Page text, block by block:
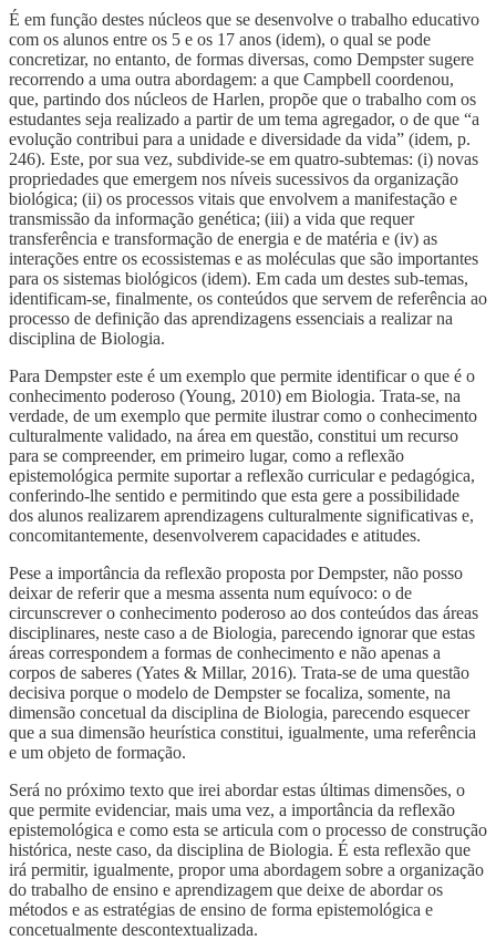
É em função destes núcleos que se desenvolve o trabalho educativo
com os alunos entre os 5 e os 17 anos (idem), o qual se pode
concretizar, no entanto, de formas diversas, como Dempster sugere
recorrendo a uma outra abordagem: a que Campbell coordenou,
que, partindo dos núcleos de Harlen, propõe que o trabalho com os
estudantes seja realizado a partir de um tema agregador, o de que “a
evolução contribui para a unidade e diversidade da vida” (idem, p.
246). Este, por sua vez, subdivide-se em quatro-subtemas: (i) novas
propriedades que emergem nos níveis sucessivos da organização
biológica; (ii) os processos vitais que envolvem a manifestação e
transmissão da informação genética; (iii) a vida que requer
transferência e transformação de energia e de matéria e (iv) as
interações entre os ecossistemas e as moléculas que são importantes
para os sistemas biológicos (idem). Em cada um destes sub-temas,
identificam-se, finalmente, os conteúdos que servem de referência ao
processo de definição das aprendizagens essenciais a realizar na
disciplina de Biologia.
Para Dempster este é um exemplo que permite identificar o que é o
conhecimento poderoso (Young, 2010) em Biologia. Trata-se, na
verdade, de um exemplo que permite ilustrar como o conhecimento
culturalmente validado, na área em questão, constitui um recurso
para se compreender, em primeiro lugar, como a reflexão
epistemológica permite suportar a reflexão curricular e pedagógica,
conferindo-lhe sentido e permitindo que esta gere a possibilidade
dos alunos realizarem aprendizagens culturalmente significativas e,
concomitantemente, desenvolverem capacidades e atitudes.
Pese a importância da reflexão proposta por Dempster, não posso
deixar de referir que a mesma assenta num equívoco: o de
circunscrever o conhecimento poderoso ao dos conteúdos das áreas
disciplinares, neste caso a de Biologia, parecendo ignorar que estas
áreas correspondem a formas de conhecimento e não apenas a
corpos de saberes (Yates & Millar, 2016). Trata-se de uma questão
decisiva porque o modelo de Dempster se focaliza, somente, na
dimensão concetual da disciplina de Biologia, parecendo esquecer
que a sua dimensão heurística constitui, igualmente, uma referência
e um objeto de formação.
Será no próximo texto que irei abordar estas últimas dimensões, o
que permite evidenciar, mais uma vez, a importância da reflexão
epistemológica e como esta se articula com o processo de construção
histórica, neste caso, da disciplina de Biologia. É esta reflexão que
irá permitir, igualmente, propor uma abordagem sobre a organização
do trabalho de ensino e aprendizagem que deixe de abordar os
métodos e as estratégias de ensino de forma epistemológica e
concetualmente descontextualizada.